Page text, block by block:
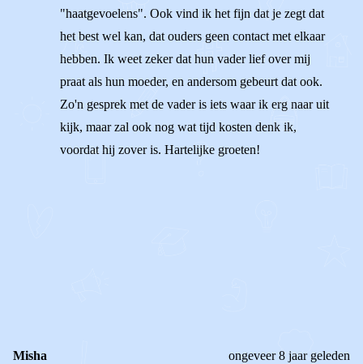
"haatgevoelens". Ook vind ik het fijn dat je zegt dat
het best wel kan, dat ouders geen contact met elkaar
hebben. Ik weet zeker dat hun vader lief over mij
praat als hun moeder, en andersom gebeurt dat ook.
Zo'n gesprek met de vader is iets waar ik erg naar uit
kijk, maar zal ook nog wat tijd kosten denk ik,
voordat hij zover is. Hartelijke groeten!
Misha ongeveer 8 jaar geleden